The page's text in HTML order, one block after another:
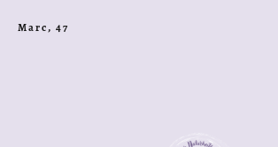
Marc, 47